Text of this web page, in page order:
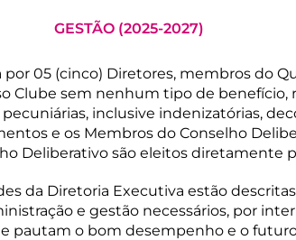
GESTÃO (2025-2027)
05 (cinco) Diretores, membros do
Clube sem nenhum tipo de benefício,
inclusive indenizatórias,
e os Membros do Conselho
Deliberativo são eleitos diretamente
da Diretoria Executiva estão
e gestão necessários, por
pautam o bom desempenho e o